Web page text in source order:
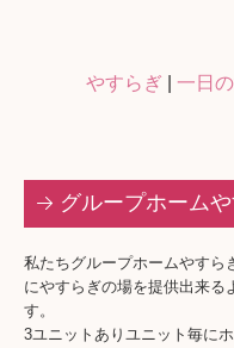
介護職員処遇改善加算に
やすらぎ 一日
グループホーム
私たちグループホームやすら
にやすらぎの場を提供出来る
す。
3ユニットありユニット毎に